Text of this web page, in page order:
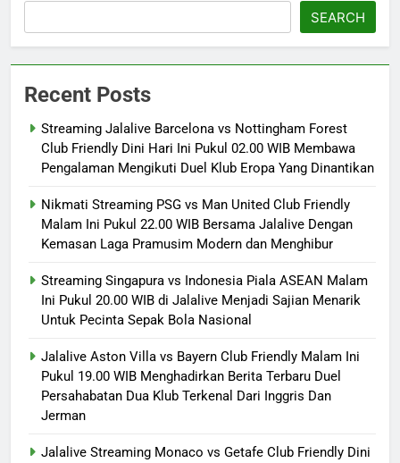
SEARCH
Recent Posts
Streaming Jalalive Barcelona vs Nottingham Forest
Club Friendly Dini Hari Ini Pukul 02.00 WIB Membawa
Pengalaman Mengikuti Duel Klub Eropa Yang Dinantikan
Nikmati Streaming PSG vs Man United Club Friendly
Malam Ini Pukul 22.00 WIB Bersama Jalalive Dengan
Kemasan Laga Pramusim Modern dan Menghibur
Streaming Singapura vs Indonesia Piala ASEAN Malam
Ini Pukul 20.00 WIB di Jalalive Menjadi Sajian Menarik
Untuk Pecinta Sepak Bola Nasional
Jalalive Aston Villa vs Bayern Club Friendly Malam Ini
Pukul 19.00 WIB Menghadirkan Berita Terbaru Duel
Persahabatan Dua Klub Terkenal Dari Inggris Dan
Jerman
Jalalive Streaming Monaco vs Getafe Club Friendly Dini